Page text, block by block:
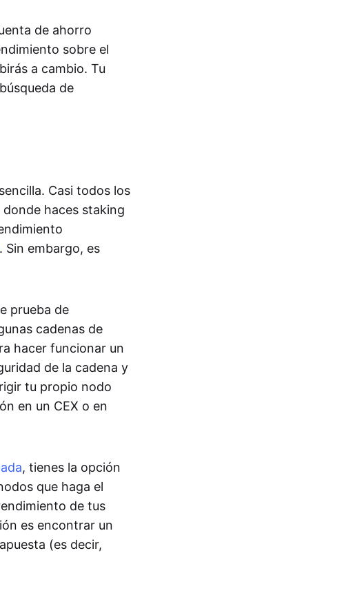
de ahorro
sobre el
a cambio. Tu
de
Casi todos los
haces staking
. Sin embargo, es
prueba de
cadenas de
hacer funcionar un
de la cadena y
tu propio nodo
en un CEX o en
, tienes la opción
que haga el
de tus
es encontrar un
(es decir,